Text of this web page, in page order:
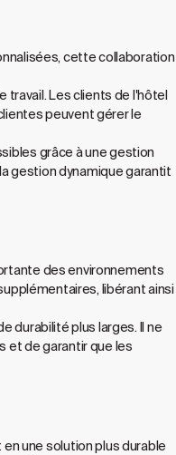
cette collaboration
travail. Les clients de l'hôtel
peuvent gérer le
grâce à une gestion
gestion dynamique garantit
des environnements
libérant ainsi
durabilité plus larges. Il ne
et de garantir que les
une solution plus durable